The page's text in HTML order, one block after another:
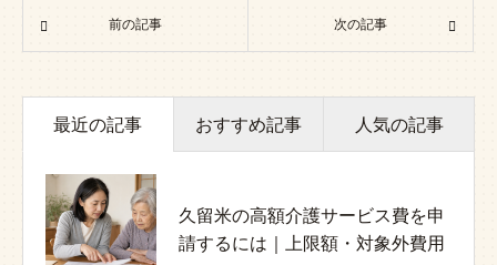
前の記事 次の記事
最近の記事 おすすめ記事 人気の記事
久留米の高額介護サービス費を申
請するには｜上限額・対象外費用
認知症の家族介護で抱え込みすぎ
ないために｜課題と相談先の整理
介護施設で起きるハラスメント対
策｜家族と職員を守る実務ガイド